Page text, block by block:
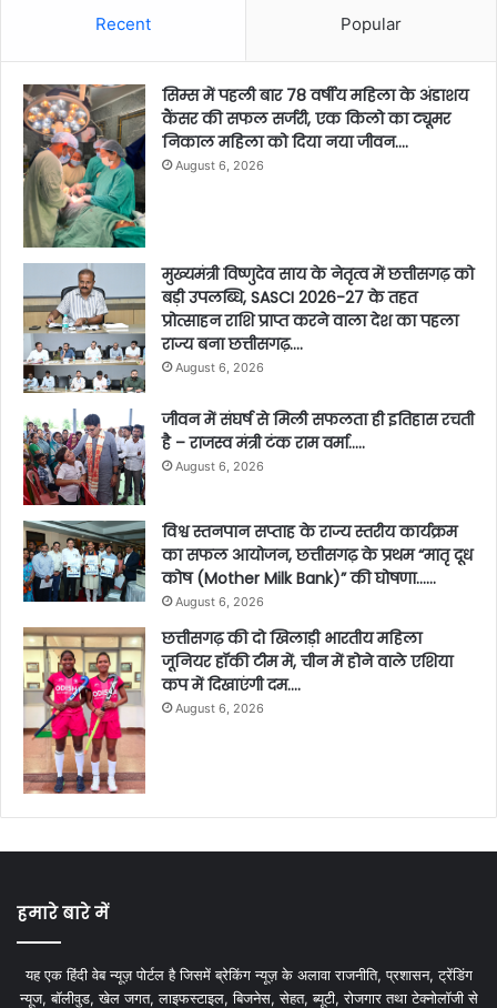
Recent Popular
सिम्स में पहली बार 78 वर्षीय महिला के अंडाशय
कैंसर की सफल सर्जरी, एक किलो का ट्यूमर
निकाल महिला को दिया नया जीवन….
August 6, 2026
मुख्यमंत्री विष्णुदेव साय के नेतृत्व में छत्तीसगढ़ को
बड़ी उपलब्धि, SASCI 2026-27 के तहत
प्रोत्साहन राशि प्राप्त करने वाला देश का पहला
राज्य बना छत्तीसगढ़….
August 6, 2026
जीवन में संघर्ष से मिली सफलता ही इतिहास रचती
है – राजस्व मंत्री टंक राम वर्मा…..
August 6, 2026
विश्व स्तनपान सप्ताह के राज्य स्तरीय कार्यक्रम
का सफल आयोजन, छत्तीसगढ़ के प्रथम “मातृ दूध
कोष (Mother Milk Bank)” की घोषणा……
August 6, 2026
छत्तीसगढ़ की दो खिलाड़ी भारतीय महिला
जूनियर हॉकी टीम में, चीन में होने वाले एशिया
कप में दिखाएंगी दम….
August 6, 2026
हमारे बारे में
यह एक हिंदी वेब न्यूज़ पोर्टल है जिसमें ब्रेकिंग न्यूज़ के अलावा राजनीति, प्रशासन, ट्रेंडिंग
न्यूज, बॉलीवुड, खेल जगत, लाइफस्टाइल, बिजनेस, सेहत, ब्यूटी, रोजगार तथा टेक्नोलॉजी से